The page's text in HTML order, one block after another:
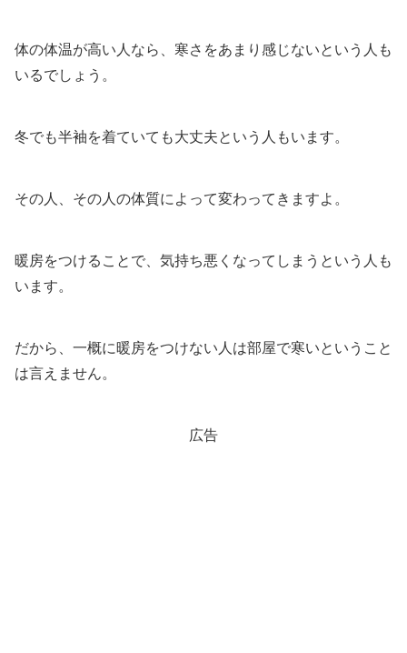
体の体温が高い人なら、寒さをあまり感じないという人も
いるでしょう。
冬でも半袖を着ていても大丈夫という人もいます。
その人、その人の体質によって変わってきますよ。
暖房をつけることで、気持ち悪くなってしまうという人も
います。
だから、一概に暖房をつけない人は部屋で寒いということ
は言えません。
広告